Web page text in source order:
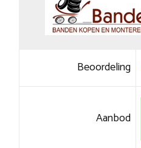
Beoordeling
Aanbod